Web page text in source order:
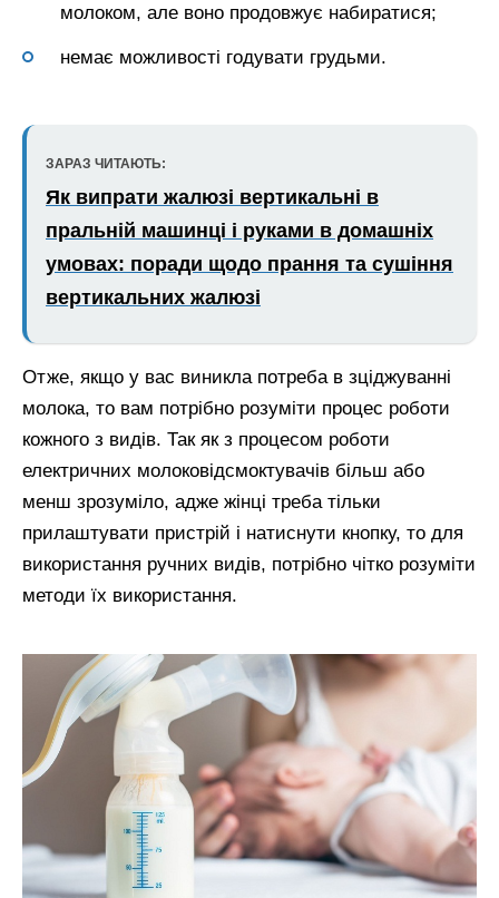
молоком, але воно продовжує набиратися;
немає можливості годувати грудьми.
ЗАРАЗ ЧИТАЮТЬ:
Як випрати жалюзі вертикальні в
пральній машинці і руками в домашніх
умовах: поради щодо прання та сушіння
вертикальних жалюзі
Отже, якщо у вас виникла потреба в зціджуванні
молока, то вам потрібно розуміти процес роботи
кожного з видів. Так як з процесом роботи
електричних молоковідсмоктувачів більш або
менш зрозуміло, адже жінці треба тільки
прилаштувати пристрій і натиснути кнопку, то для
використання ручних видів, потрібно чітко розуміти
методи їх використання.